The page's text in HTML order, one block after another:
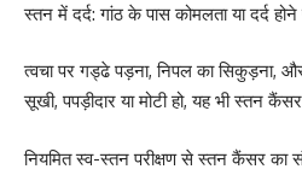
स्तन में दर्द: गांठ के पास कोमलता या दर्द
त्वचा पर गड्ढे पड़ना, निपल का सिकुड़ना,
सूखी, पपड़ीदार या मोटी हो, यह भी स्तन
नियमित स्व-स्तन परीक्षण से स्तन कैंसर का